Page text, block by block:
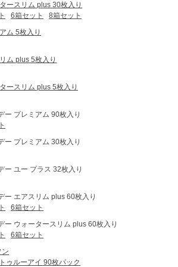
ースリム plus 30枚入り
6箱セット
8箱セット
ム 5枚入り
ム plus 5枚入り
ースリム plus 5枚入り
ー プレミアム 90枚入り
ー プレミアム 30枚入り
ー ユー プラス 32枚入り
ー エアスリム plus 60枚入り
6箱セット
ー ウォータースリム plus 60枚入り
6箱セット
ン
ゥルーアイ 90枚パック